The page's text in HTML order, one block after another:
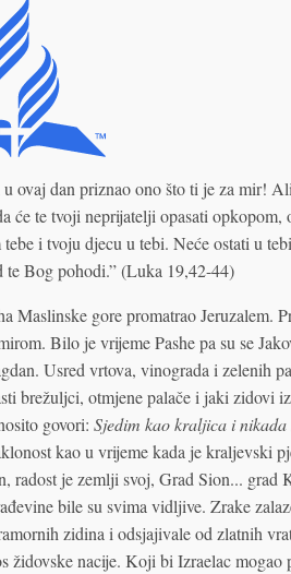
ovaj dan priznao ono što ti je za mir!
će te tvoji neprijatelji opasati
tebe i tvoju djecu u tebi. Neće ostati u
te Bog pohodi.” (Luka 19,42-44)
Maslinske gore promatrao Jeruzalem.
Bilo je vrijeme Pashe pa su se
Usred vrtova, vinograda i zelenih
brežuljci, otmjene palače i jaki zidovi
govori: Sjedim kao kraljica i nikada
kao u vrijeme kada je kraljevski
radost je zemlji svoj, Grad Sion... grad
bile su svima vidljive. Zrake
zidina i odsjajivale od zlatnih
židovske nacije. Koji bi Izraelac